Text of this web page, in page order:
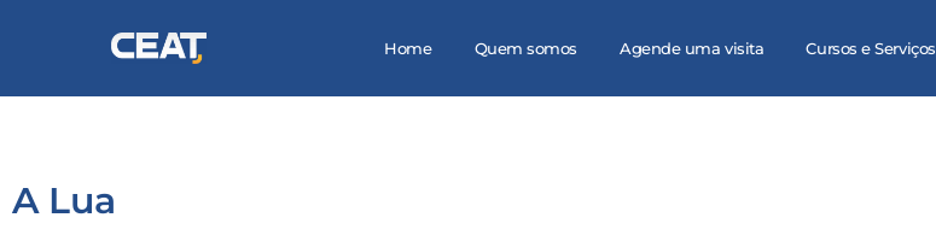
Home Quem somos Agende uma visita Cursos e Serviços
A Lua